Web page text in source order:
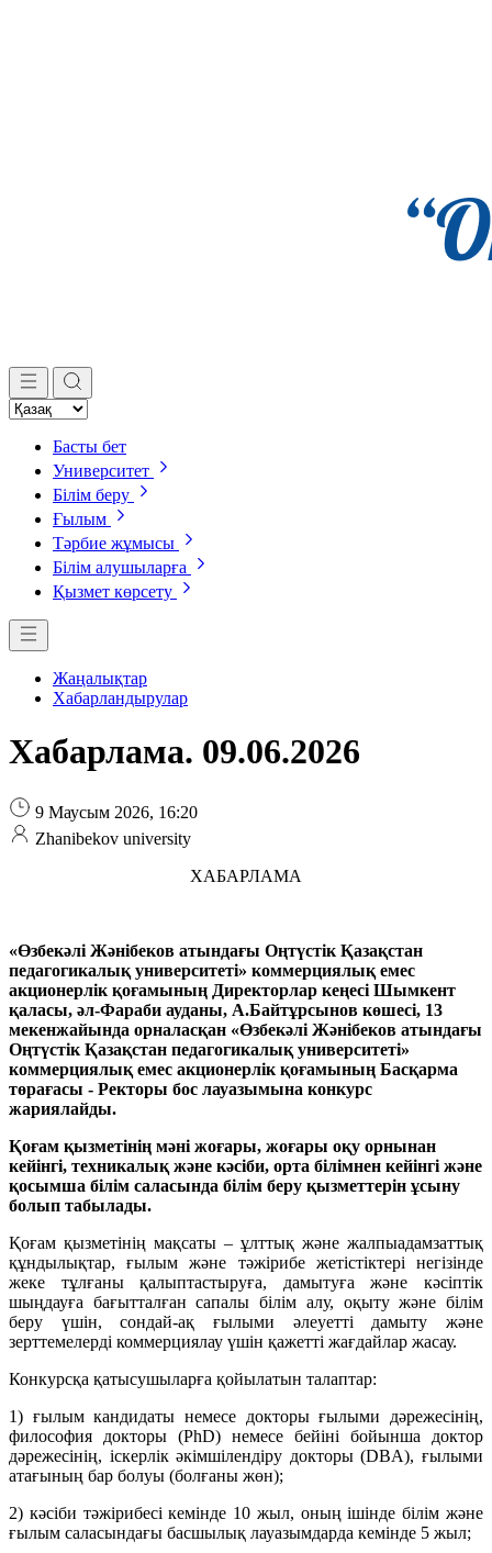
Басты бет
Университет
Білім беру
Ғылым
Тәрбие жұмысы
Білім алушыларға
Қызмет көрсету
Жаңалықтар
Хабарландырулар
Хабарлама. 09.06.2026
9 Маусым 2026, 16:20
Zhanibekov university
ХАБАРЛАМА
«Өзбекәлі Жәнібеков атындағы Оңтүстік Қазақстан
педагогикалық университеті» коммерциялық емес
акционерлік қоғамының Директорлар кеңесі Шымкент
қаласы, әл-Фараби ауданы, А.Байтұрсынов көшесі, 13
мекенжайында орналасқан «Өзбекәлі Жәнібеков атындағы
Оңтүстік Қазақстан педагогикалық университеті»
коммерциялық емес акционерлік қоғамының Басқарма
төрағасы - Ректоры бос лауазымына конкурс
жариялайды.
Қоғам қызметінің мәні жоғары, жоғары оқу орнынан
кейінгі, техникалық және кәсіби, орта білімнен кейінгі және
қосымша білім саласында білім беру қызметтерін ұсыну
болып табылады.
Қоғам қызметінің мақсаты – ұлттық және жалпыадамзаттық
құндылықтар, ғылым және тәжірибе жетістіктері негізінде
жеке тұлғаны қалыптастыруға, дамытуға және кәсіптік
шыңдауға бағытталған сапалы білім алу, оқыту және білім
беру үшін, сондай-ақ ғылыми әлеуетті дамыту және
зерттемелерді коммерциялау үшін қажетті жағдайлар жасау.
Конкурсқа қатысушыларға қойылатын талаптар:
1) ғылым кандидаты немесе докторы ғылыми дәрежесінің,
философия докторы (PhD) немесе бейіні бойынша доктор
дәрежесінің, іскерлік әкімшілендіру докторы (DBA), ғылыми
атағының бар болуы (болғаны жөн);
2) кәсіби тәжірибесі кемінде 10 жыл, оның ішінде білім және
ғылым саласындағы басшылық лауазымдарда кемінде 5 жыл;